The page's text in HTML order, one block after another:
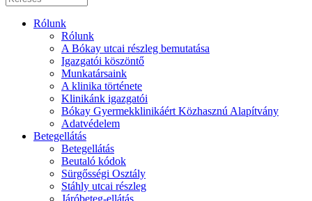
Rólunk
Rólunk
A Bókay utcai részleg bemutatása
Igazgatói köszöntő
Munkatársaink
A klinika története
Klinikánk igazgatói
Bókay Gyermekklinikáért Közhasznú Alapítvány
Adatvédelem
Betegellátás
Betegellátás
Beutaló kódok
Sürgősségi Osztály
Stáhly utcai részleg
Járóbeteg-ellátás